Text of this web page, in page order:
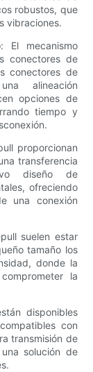
robustos, que
vibraciones.
El mecanismo
conectores de
conectores de
alineación
opciones de
tiempo y
proporcionan
transferencia
diseño de
ofreciendo
una conexión
suelen estar
tamaño los
donde la
la
disponibles
con
transmisión de
solución de